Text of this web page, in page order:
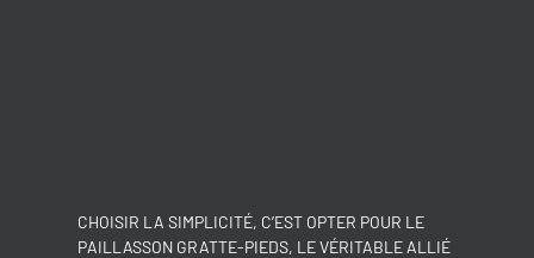
CHOISIR LA SIMPLICITÉ, C’EST OPTER POUR LE
PAILLASSON GRATTE-PIEDS, LE VÉRITABLE ALLIÉ